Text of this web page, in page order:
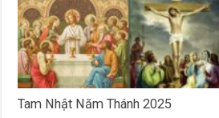
Tam Nhật Năm Thánh 2025